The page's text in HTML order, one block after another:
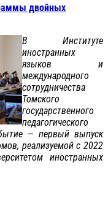
двойных
В Институте
иностранных
языков и
международного
сотрудничества
Томского
государственного
педагогического
— первый выпуск
реализуемой с 2022
иностранных